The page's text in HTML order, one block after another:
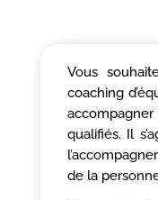
Vous
coaching
qualifiés. Il
de la